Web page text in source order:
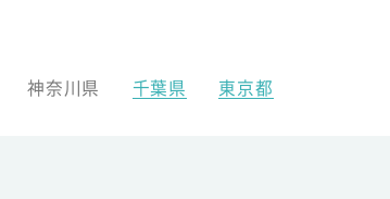
神奈川県 千葉県 東京都